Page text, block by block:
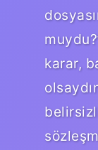
karar,